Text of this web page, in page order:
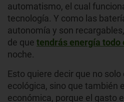
automatismo, el cual
tecnología. Y como las
autonomía y son
de que tendrás energía todo
noche.
Esto quiere decir que no
ecológica, sino que también
económica, porque el gasto